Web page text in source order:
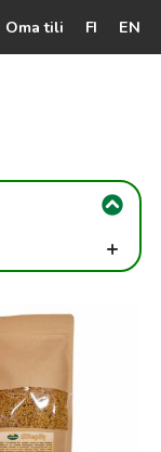
Oma tili FI EN
+